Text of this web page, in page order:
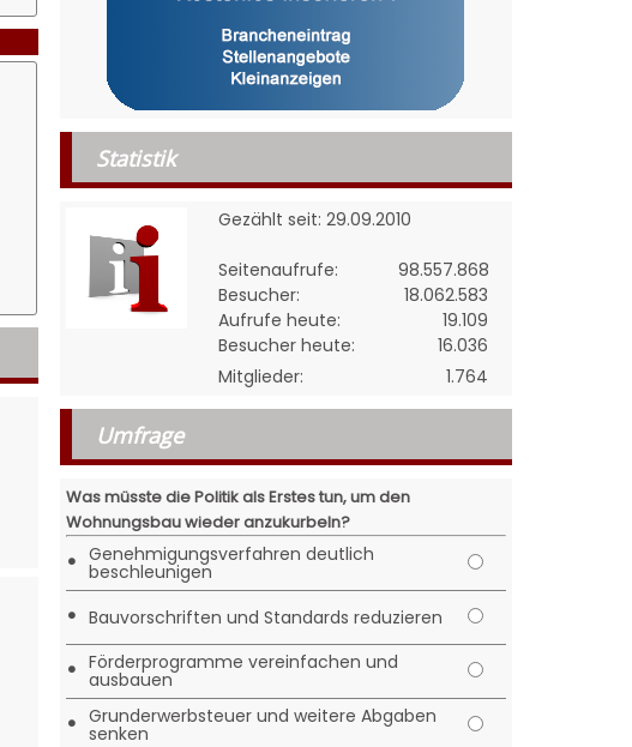
Statistik
Gezählt seit: 29.09.2010
Seitenaufrufe:
98.557.868
Besucher:
18.062.583
Aufrufe heute:
19.109
Besucher heute:
16.036
Mitglieder:
1.764
Umfrage
Was müsste die Politik als Erstes tun, um den
Wohnungsbau wieder anzukurbeln?
• Genehmigungsverfahren deutlich
beschleunigen
• Bauvorschriften und Standards reduzieren
• Förderprogramme vereinfachen und
ausbauen
• Grunderwerbsteuer und weitere Abgaben
senken